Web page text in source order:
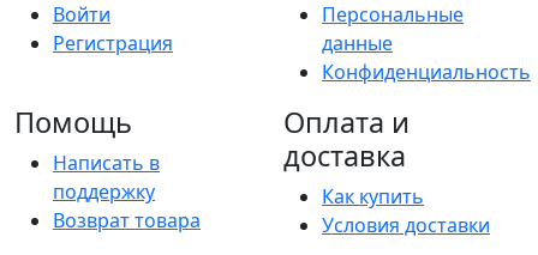
Войти
Регистрация
Персональные
данные
Конфиденциальность
Помощь
Написать в
поддержку
Возврат товара
Оплата и
доставка
Как купить
Условия доставки